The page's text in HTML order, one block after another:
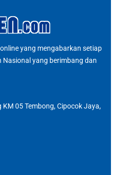
yang mengabarkan setiap
yang berimbang dan
05 Tembong, Cipocok Jaya,